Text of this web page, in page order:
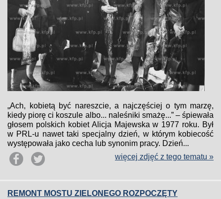
„Ach, kobietą być nareszcie, a najczęściej o tym marzę,
kiedy piorę ci koszule albo... naleśniki smażę...” – śpiewała
głosem polskich kobiet Alicja Majewska w 1977 roku. Był
w PRL-u nawet taki specjalny dzień, w którym kobiecość
występowała jako cecha lub synonim pracy. Dzień...
więcej zdjęć z tego tematu »
REMONT MOSTU ZIELONEGO ROZPOCZĘTY